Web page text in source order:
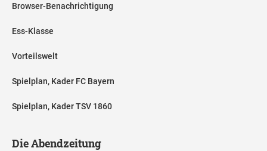
Browser-Benachrichtigung
Ess-Klasse
Vorteilswelt
Spielplan, Kader FC Bayern
Spielplan, Kader TSV 1860
Die Abendzeitung